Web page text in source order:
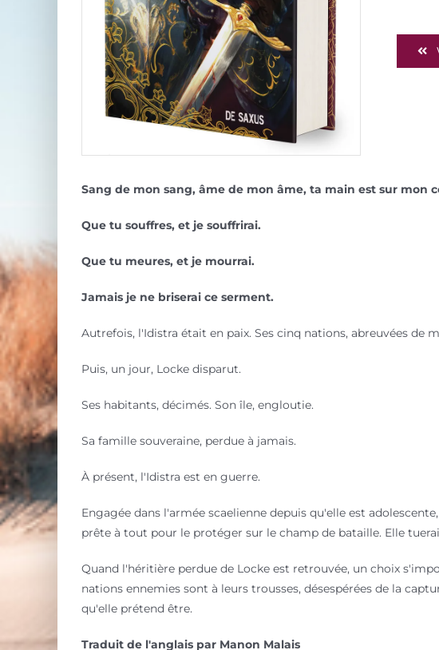
Sang de mon sang, âme de mon âme, ta main est sur mon
Que tu souffres, et je souffrirai.
Que tu meures, et je mourrai.
Jamais je ne briserai ce serment.
Autrefois, l'Idistra était en paix. Ses cinq nations, abreuvées de
Puis, un jour, Locke disparut.
Ses habitants, décimés. Son île, engloutie.
Sa famille souveraine, perdue à jamais.
À présent, l'Idistra est en guerre.
Engagée dans l'armée scaelienne depuis qu'elle est
prête à tout pour le protéger sur le champ de bataille. Elle
Quand l'héritière perdue de Locke est retrouvée, un choix
nations ennemies sont à leurs trousses, désespérées de la
qu'elle prétend être.
Traduit de l'anglais par Manon Malais